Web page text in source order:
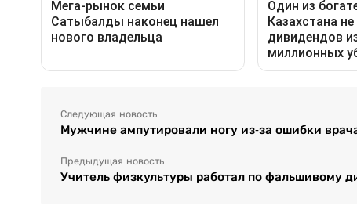
Следующая новость
Мужчине ампутировали ногу из-за ошибки
Предыдущая новость
Учитель физкультуры работал по фальшивому